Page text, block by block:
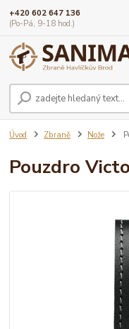
+420 602 647 136
(Po-Pá, 9-18 hod.)
Úvod Zbraně Nože
Pouzdro